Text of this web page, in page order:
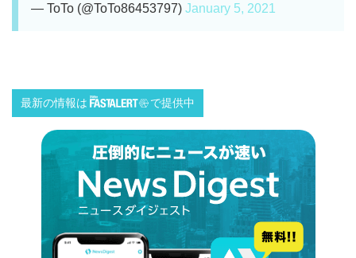
— ToTo (@ToTo86453797) January 5, 2021
最新の情報は で提供中